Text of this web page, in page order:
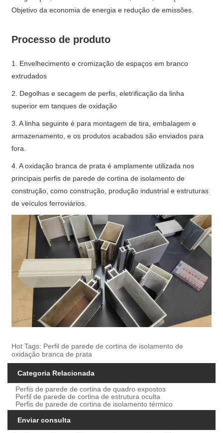
Objetivo da economia de energia e redução de emissões.
Processo de produto
1. Envelhecimento e cromização de espaços em branco
extrudados
2. Degolhas e secagem de perfis, eletrificação da linha
superior em tanques de oxidação
3. A linha seguinte é para montagem de tira, embalagem e
armazenamento, e os produtos acabados são enviados para
fora.
4. A oxidação branca de prata é amplamente utilizada nos
principais perfis de parede de cortina de isolamento de
construção, como construção, produção industrial e estruturas
de veículos ferroviários.
Hot Tags: Perfil de parede de cortina de isolamento de
oxidação branca de prata
Categoria Relacionada
Perfis de parede de cortina de quadro expostos
Perfil de parede de cortina de estrutura oculta
Perfis de parede de cortina de isolamento térmico
Enviar consulta